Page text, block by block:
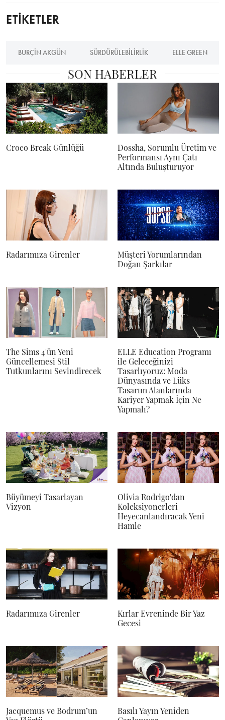
ETİKETLER
BURÇIN AKGÜN SÜRDÜRÜLEBILIRLIK ELLE GREEN
SON HABERLER
Croco Break Günlüğü
Dossha, Sorumlu Üretim ve
Performansı Aynı Çatı
Altında Buluşturuyor
Radarımıza Girenler
Müşteri Yorumlarından
Doğan Şarkılar
The Sims 4'ün Yeni
Güncellemesi Stil
Tutkunlarını Sevindirecek
ELLE Education Programı
ile Geleceğinizi
Tasarlıyoruz: Moda
Dünyasında ve Lüks
Tasarım Alanlarında
Kariyer Yapmak İçin Ne
Yapmalı?
Büyümeyi Tasarlayan
Vizyon
Olivia Rodrigo'dan
Koleksiyonerleri
Heyecanlandıracak Yeni
Hamle
Radarımıza Girenler
Kırlar Evreninde Bir Yaz
Gecesi
Jacquemus ve Bodrum’un
Basılı Yayın Yeniden